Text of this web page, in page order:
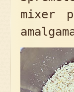
mixer